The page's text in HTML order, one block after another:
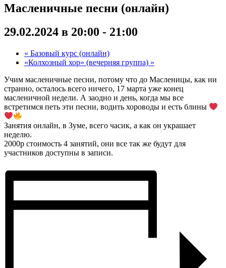
Масленичные песни (онлайн)
29.02.2024 в 20:00 - 21:00
« Базовый курс (онлайн)
«Колхозный хор» (вечерняя группа) »
Учим масленичные песни, потому что до Масленицы, как ни
странно, осталось всего ничего, 17 марта уже конец
масленичной недели. А заодно и день, когда мы все
встретимся петь эти песни, водить хороводы и есть блины
Занятия онлайн, в Зуме, всего часик, а как он украшает
неделю.
2000р стоимость 4 занятий, они все так же будут для
участников доступны в записи.